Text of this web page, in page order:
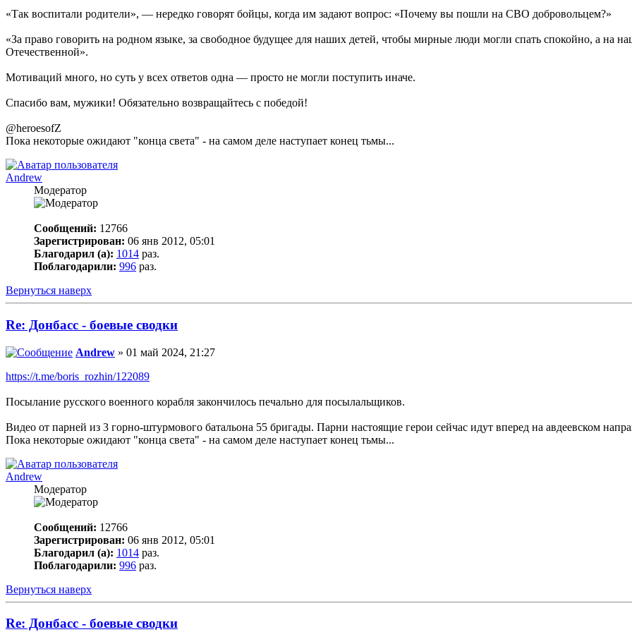
«Так воспитали родители», — нередко говорят бойцы, когда им задают вопрос: «Почему вы пошли на СВО добровольцем?»
«За право говорить на родном языке, за свободное будущее для наших детей, чтобы мирные люди могли спать спокойно, а на
Отечественной».
Мотиваций много, но суть у всех ответов одна — просто не могли поступить иначе.
Спасибо вам, мужики! Обязательно возвращайтесь с победой!
@heroesofZ
Пока некоторые ожидают "конца света" - на самом деле наступает конец тьмы...
Andrew
Модератор
Сообщений: 12766
Зарегистрирован: 06 янв 2012, 05:01
Благодарил (а): 1014 раз.
Поблагодарили: 996 раз.
Вернуться наверх
Re: Донбасс - боевые сводки
Andrew » 01 май 2024, 21:27
https://t.me/boris_rozhin/122089
Посылание русского военного корабля закончилось печально для посылальщиков.
Видео от парней из 3 горно-штурмового батальона 55 бригады. Парни настоящие герои сейчас идут вперед на авдеевском
Пока некоторые ожидают "конца света" - на самом деле наступает конец тьмы...
Andrew
Модератор
Сообщений: 12766
Зарегистрирован: 06 янв 2012, 05:01
Благодарил (а): 1014 раз.
Поблагодарили: 996 раз.
Вернуться наверх
Re: Донбасс - боевые сводки